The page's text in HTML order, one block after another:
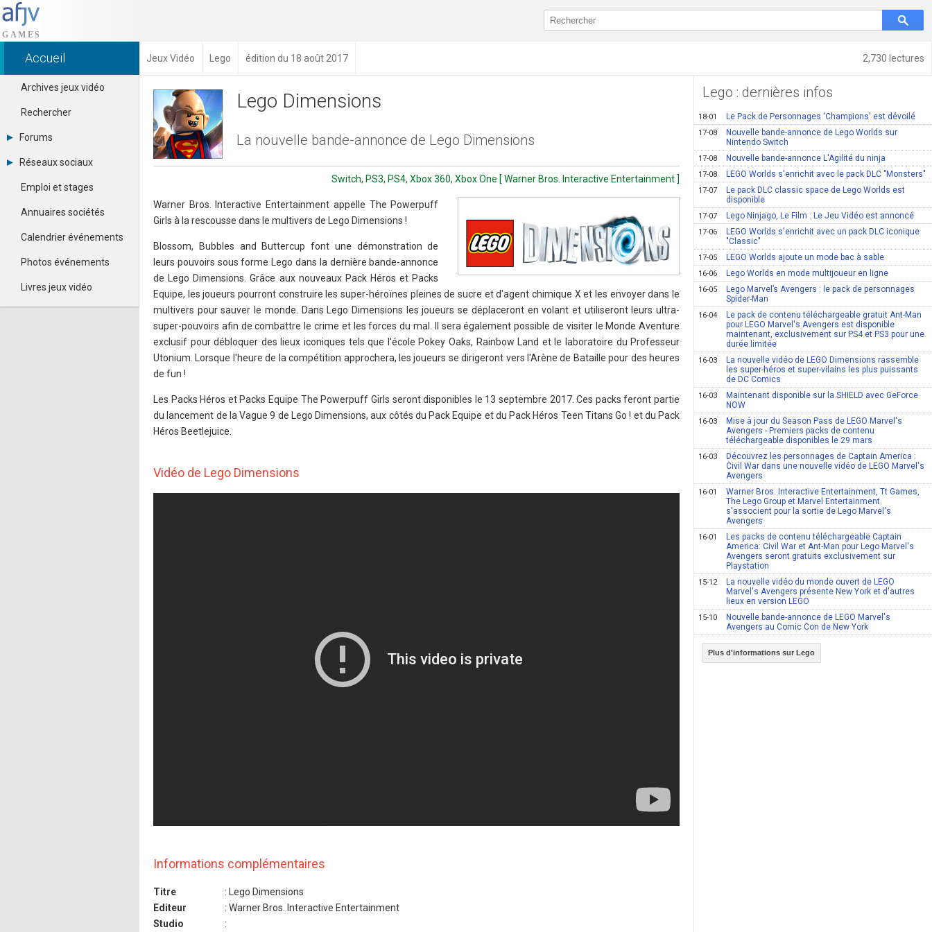
2,730 lectures
Accueil Jeux Vidéo Lego édition du 18 août 2017
Archives jeux vidéo
Rechercher
Forums
Tous les forums
Se connecter
Contacter un modérateur
Réseaux sociaux
Dailymotion
Facebook
Google+
Pinterest
Youtube
Emploi et stages
Annuaires sociétés
Calendrier événements
Photos événements
Livres jeux vidéo
Lego Dimensions
La nouvelle bande-annonce de Lego Dimensions
Switch, PS3, PS4, Xbox 360, Xbox One [ Warner Bros. Interactive Entertainment ]
Warner Bros. Interactive Entertainment appelle The Powerpuff
Girls à la rescousse dans le multivers de Lego Dimensions !
Blossom, Bubbles and Buttercup font une démonstration de
leurs pouvoirs sous forme Lego dans la dernière bande-annonce
de Lego Dimensions. Grâce aux nouveaux Pack Héros et Packs
Equipe, les joueurs pourront construire les super-héroïnes pleines de sucre et d'agent chimique X et les envoyer dans le
multivers pour sauver le monde. Dans Lego Dimensions les joueurs se déplaceront en volant et utiliseront leurs ultra-
super-pouvoirs afin de combattre le crime et les forces du mal. Il sera également possible de visiter le Monde Aventure
exclusif pour débloquer des lieux iconiques tels que l'école Pokey Oaks, Rainbow Land et le laboratoire du Professeur
Utonium. Lorsque l'heure de la compétition approchera, les joueurs se dirigeront vers l'Arène de Bataille pour des heures
de fun !
Les Packs Héros et Packs Equipe The Powerpuff Girls seront disponibles le 13 septembre 2017. Ces packs feront partie
du lancement de la Vague 9 de Lego Dimensions, aux côtés du Pack Equipe et du Pack Héros Teen Titans Go ! et du Pack
Héros Beetlejuice.
Vidéo de Lego Dimensions
Informations complémentaires
Titre
: Lego Dimensions
Editeur
: Warner Bros. Interactive Entertainment
Studio
:
Lego : dernières infos
18-01 Le Pack de Personnages 'Champions' est dévoilé
17-08
Nouvelle bande-annonce de Lego Worlds sur
Nintendo Switch
17-08 Nouvelle bande-annonce L'Agilité du ninja
17-08 LEGO Worlds s'enrichit avec le pack DLC "Monsters"
17-07
Le pack DLC classic space de Lego Worlds est
disponible
17-07 Lego Ninjago, Le Film : Le Jeu Vidéo est annoncé
17-06
LEGO Worlds s'enrichit avec un pack DLC iconique
"Classic"
17-05 LEGO Worlds ajoute un mode bac à sable
16-06 Lego Worlds en mode multijoueur en ligne
16-05
Lego Marvel’s Avengers : le pack de personnages
Spider-Man
16-04
Le pack de contenu téléchargeable gratuit Ant-Man
pour LEGO Marvel's Avengers est disponible
maintenant, exclusivement sur PS4 et PS3 pour une
durée limitée
16-03
La nouvelle vidéo de LEGO Dimensions rassemble
les super-héros et super-vilains les plus puissants
de DC Comics
16-03
Maintenant disponible sur la SHIELD avec GeForce
NOW
16-03
Mise à jour du Season Pass de LEGO Marvel's
Avengers - Premiers packs de contenu
téléchargeable disponibles le 29 mars
16-03
Découvrez les personnages de Captain America :
Civil War dans une nouvelle vidéo de LEGO Marvel's
Avengers
16-01
Warner Bros. Interactive Entertainment, Tt Games,
The Lego Group et Marvel Entertainment
s'associent pour la sortie de Lego Marvel's
Avengers
16-01
Les packs de contenu téléchargeable Captain
America: Civil War et Ant-Man pour Lego Marvel's
Avengers seront gratuits exclusivement sur
Playstation
15-12
La nouvelle vidéo du monde ouvert de LEGO
Marvel's Avengers présente New York et d'autres
lieux en version LEGO
15-10
Nouvelle bande-annonce de LEGO Marvel's
Avengers au Comic Con de New York
Plus d'informations sur Lego